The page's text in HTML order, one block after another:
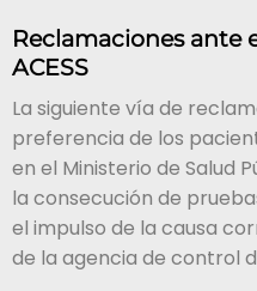
Reclamaciones ante
ACESS
La siguiente vía de
preferencia de los
en el Ministerio de Salud
la consecución de
el impulso de la causa
de la agencia de control